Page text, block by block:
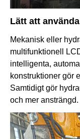
Lätt att använda
Mekanisk eller
multifunktionell
intelligenta,
konstruktioner gör
Samtidigt gör
och mer ansträngd.